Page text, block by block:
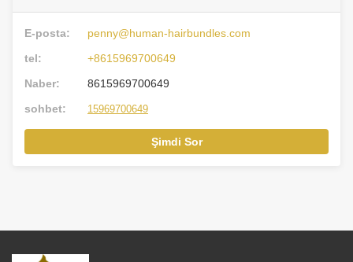
E-posta:
penny@human-hairbundles.com
tel:
+8615969700649
Naber:
8615969700649
sohbet:
15969700649
Şimdi Sor